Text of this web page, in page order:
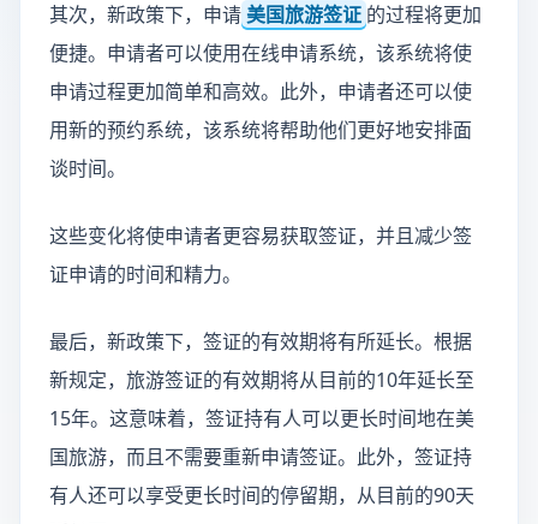
其次，新政策下，申请美国旅游签证 的过程将更加
便捷。申请者可以使用在线申请系统，该系统将使
申请过程更加简单和高效。此外，申请者还可以使
用新的预约系统，该系统将帮助他们更好地安排面
谈时间。
这些变化将使申请者更容易获取签证，并且减少签
证申请的时间和精力。
最后，新政策下，签证的有效期将有所延长。根据
新规定，旅游签证的有效期将从目前的10年延长至
15年。这意味着，签证持有人可以更长时间地在美
国旅游，而且不需要重新申请签证。此外，签证持
有人还可以享受更长时间的停留期，从目前的90天